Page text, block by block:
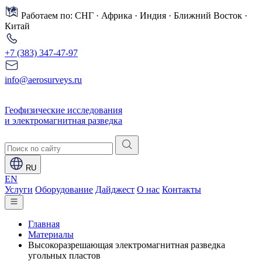
Работаем по: СНГ · Африка · Индия · Ближний Восток ·
Китай
+7 (383) 347-47-97
info@aerosurveys.ru
Геофизические исследования
и электромагнитная разведка
RU
EN
Услуги Оборудование Дайджест О нас Контакты
Главная
Материалы
Высокоразрешающая электромагнитная разведка
угольных пластов